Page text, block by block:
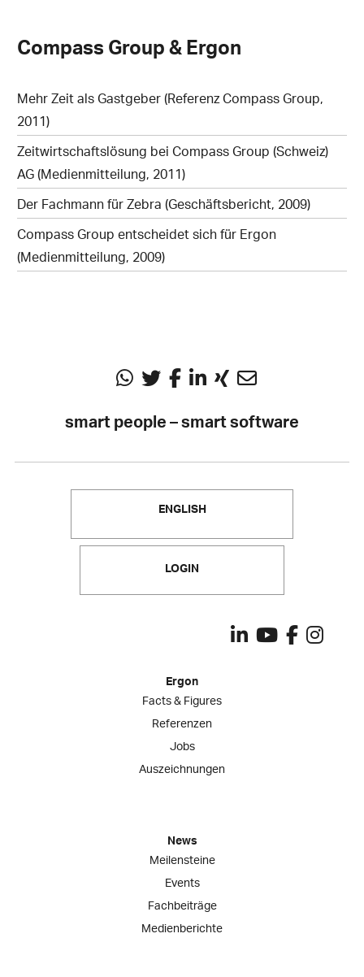
Compass Group & Ergon
Mehr Zeit als Gastgeber (Referenz Compass Group,
2011)
Zeitwirtschaftslösung bei Compass Group (Schweiz)
AG (Medienmitteilung, 2011)
Der Fachmann für Zebra (Geschäftsbericht, 2009)
Compass Group entscheidet sich für Ergon
(Medienmitteilung, 2009)
smart people – smart software
ENGLISH
LOGIN
Ergon
Facts & Figures
Referenzen
Jobs
Auszeichnungen
News
Meilensteine
Events
Fachbeiträge
Medienberichte